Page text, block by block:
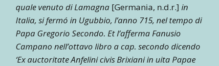
quale venuto di Lamagna [Germania, n.d.r.] in
Italia, si fermó in Ugubbio, l’anno 715, nel tempo di
Papa Gregorio Secondo. Et l’afferma Fanusio
Campano nell’ottavo libro a cap. secondo dicendo
‘Ex auctoritate Anfelini civis Brixiani in uita Papae